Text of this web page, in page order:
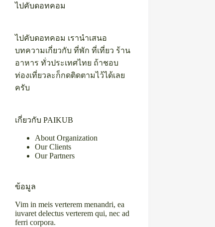
ไปคับดอทคอม
ไปคับดอทคอม เรานำเสนอ
บทความเกี่ยวกับ ที่พัก ที่เที่ยว ร้าน
อาหาร ทั่วประเทศไทย ถ้าชอบ
ท่องเที่ยวละก็กดติดตามไว้ได้เลย
ครับ
เกี่ยวกับ PAIKUB
About Organization
Our Clients
Our Partners
ข้อมูล
Vim in meis verterem menandri, ea
iuvaret delectus verterem qui, nec ad
ferri corpora.